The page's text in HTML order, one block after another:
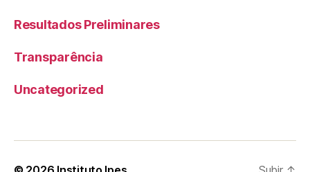
Resultados Preliminares
Transparência
Uncategorized